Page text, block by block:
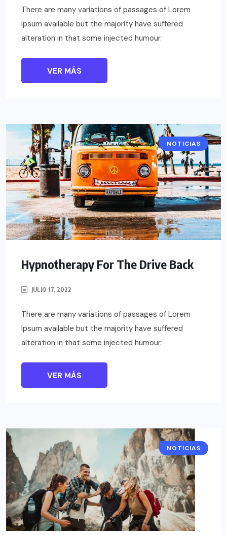
There are many variations of passages of Lorem
Ipsum available but the majority have suffered
alteration in that some injected humour.
VER MÁS
NOTICIAS
Hypnotherapy For The Drive Back
JULIO 17, 2022
There are many variations of passages of Lorem
Ipsum available but the majority have suffered
alteration in that some injected humour.
VER MÁS
NOTICIAS